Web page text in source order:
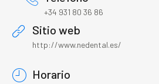
+34 931 80 36 86
Sitio web
http://www.nedental.es/
Horario